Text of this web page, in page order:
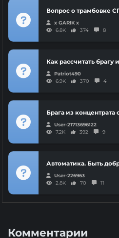
Вопрос о трамбовке
x GARIK x
6.8K
374 8
Как рассчитать брагу
Patriot490
6.9K
370 4
Брага из концентрата
User-21713696122
7.2K
392 9
Автоматика. Быть
User-226963
2.8K
70 11
Комментарии